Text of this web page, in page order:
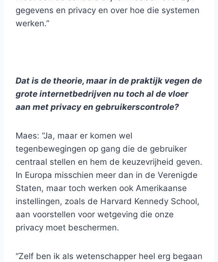
gegevens en privacy en over hoe die systemen
werken.”
Dat is de theorie, maar in de praktijk vegen de
grote internetbedrijven nu toch al de vloer
aan met privacy en gebruikerscontrole?
Maes: “Ja, maar er komen wel
tegenbewegingen op gang die de gebruiker
centraal stellen en hem de keuzevrijheid geven.
In Europa misschien meer dan in de Verenigde
Staten, maar toch werken ook Amerikaanse
instellingen, zoals de Harvard Kennedy School,
aan voorstellen voor wetgeving die onze
privacy moet beschermen.
“Zelf ben ik als wetenschapper heel erg begaan